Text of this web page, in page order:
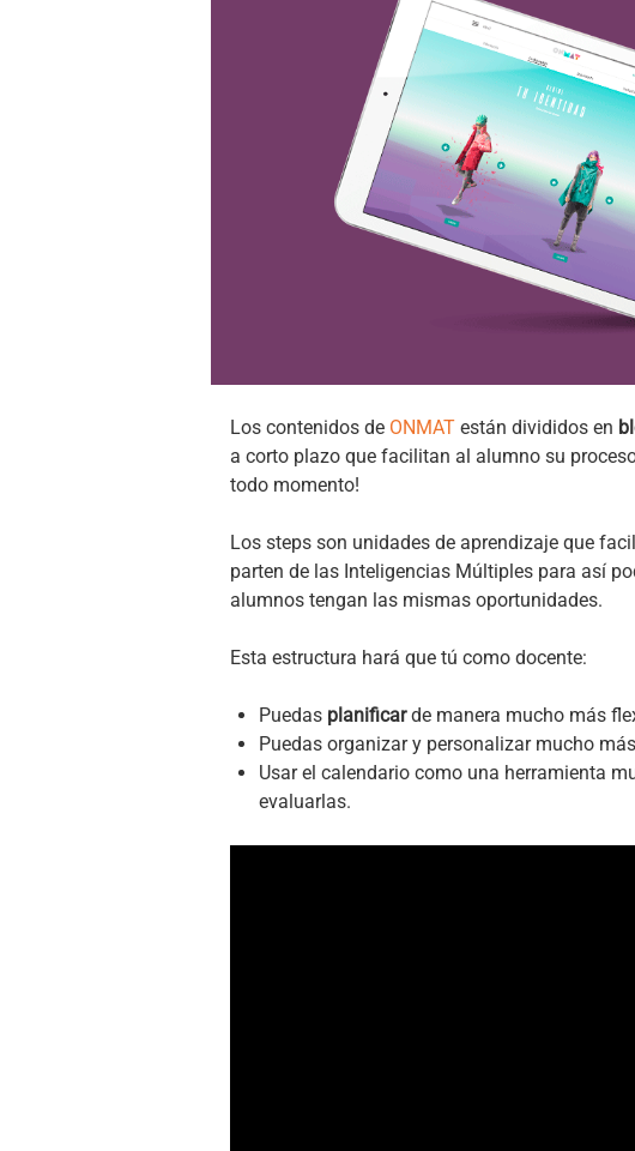
Los contenidos de ONMAT están divididos en
a corto plazo que facilitan al alumno su
todo momento!
Los steps son unidades de aprendizaje que
parten de las Inteligencias Múltiples para así
alumnos tengan las mismas oportunidades.
Esta estructura hará que tú como docente:
Puedas planificarde manera mucho más
Puedas organizar y personalizar mucho
Usar el calendario como una herramienta
evaluarlas.